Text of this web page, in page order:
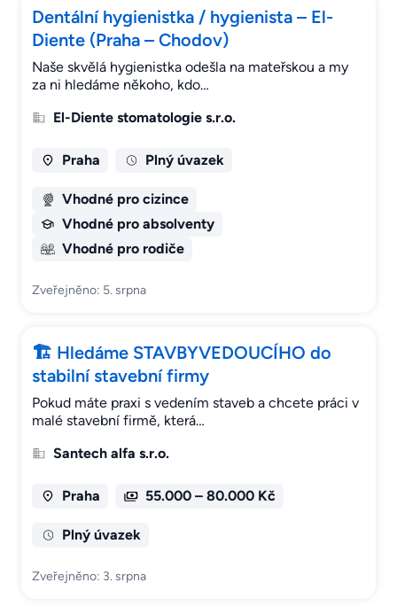
Dentální hygienistka / hygienista – El-
Diente (Praha – Chodov)
Naše skvělá hygienistka odešla na mateřskou a my
za ni hledáme někoho, kdo…
El-Diente stomatologie s.r.o.
Praha Plný úvazek
Vhodné pro cizince
Vhodné pro absolventy
Vhodné pro rodiče
Zveřejněno: 5. srpna
🏗 Hledáme STAVBYVEDOUCÍHO do
stabilní stavební firmy
Pokud máte praxi s vedením staveb a chcete práci v
malé stavební firmě, která…
Santech alfa s.r.o.
Praha 55.000 – 80.000 Kč
Plný úvazek
Zveřejněno: 3. srpna